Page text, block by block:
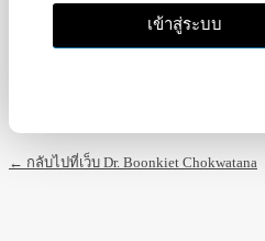
← กลับไปที่เว็บ Dr. Boonkiet Chokwatana